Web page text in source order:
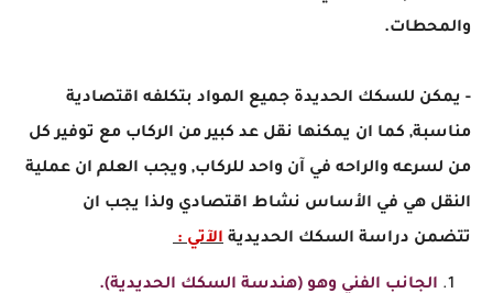
والمحطات.
- يمكن للسكك الحديدة جميع المواد بتكلفه اقتصادية
مناسبة, كما ان يمكنها نقل عد كبير من الركاب مع توفير كل
من لسرعه والراحه في آن واحد للركاب, ويجب العلم ان عملية
النقل هي في الأساس نشاط اقتصادي ولذا يجب ان
تتضمن دراسة السكك الحديدية الآتي :
الجانب الفني وهو (هندسة السكك الحديدية).